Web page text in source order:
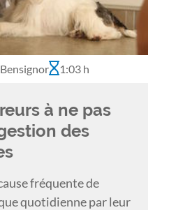
1:03 h
à ne pas
des
fréquente de
quotidienne par leur